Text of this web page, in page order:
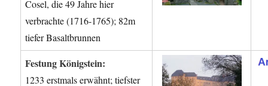
Cosel, die 49 Jahre hier
verbrachte (1716-1765); 82m
tiefer Basaltbrunnen
Festung Königstein:
1233 erstmals erwähnt; tiefster